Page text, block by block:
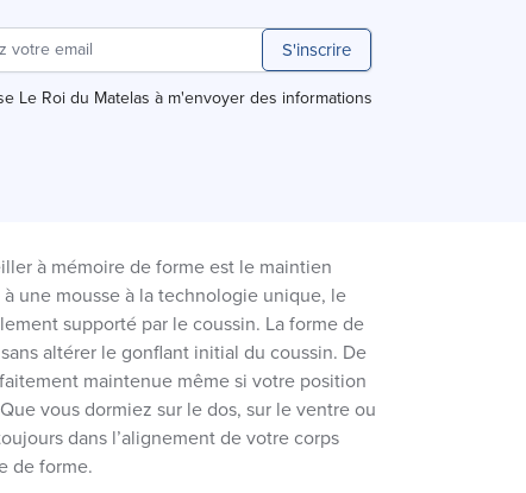
S'inscrire
Le Roi du Matelas à m'envoyer des informations
à mémoire de forme est le maintien
à une mousse à la technologie unique, le
supporté par le coussin. La forme de
altérer le gonflant initial du coussin. De
maintenue même si votre position
vous dormiez sur le dos, sur le ventre ou
dans l’alignement de votre corps
de forme.